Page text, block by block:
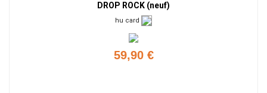
DROP ROCK (neuf)
hu card
59,90 €